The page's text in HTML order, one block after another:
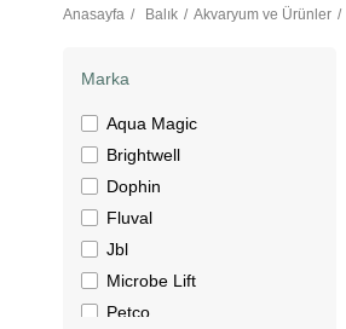
Anasayfa Balık Akvaryum ve Ürünler
Marka
Aqua Magic
Brightwell
Dophin
Fluval
Jbl
Microbe Lift
Petco